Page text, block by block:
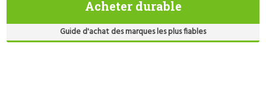
Acheter durable
Guide d'achat des marques les plus fiables